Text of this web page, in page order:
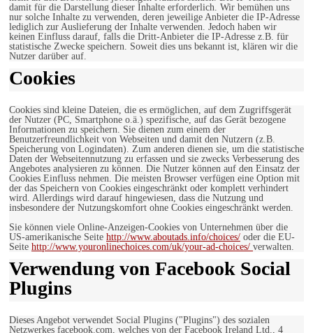
damit für die Darstellung dieser Inhalte erforderlich. Wir bemühen uns
nur solche Inhalte zu verwenden, deren jeweilige Anbieter die IP-Adresse
lediglich zur Auslieferung der Inhalte verwenden. Jedoch haben wir
keinen Einfluss darauf, falls die Dritt-Anbieter die IP-Adresse z.B. für
statistische Zwecke speichern. Soweit dies uns bekannt ist, klären wir die
Nutzer darüber auf.
Cookies
Cookies sind kleine Dateien, die es ermöglichen, auf dem Zugriffsgerät
der Nutzer (PC, Smartphone o.ä.) spezifische, auf das Gerät bezogene
Informationen zu speichern. Sie dienen zum einem der
Benutzerfreundlichkeit von Webseiten und damit den Nutzern (z.B.
Speicherung von Logindaten). Zum anderen dienen sie, um die statistische
Daten der Webseitennutzung zu erfassen und sie zwecks Verbesserung des
Angebotes analysieren zu können. Die Nutzer können auf den Einsatz der
Cookies Einfluss nehmen. Die meisten Browser verfügen eine Option mit
der das Speichern von Cookies eingeschränkt oder komplett verhindert
wird. Allerdings wird darauf hingewiesen, dass die Nutzung und
insbesondere der Nutzungskomfort ohne Cookies eingeschränkt werden.
Sie können viele Online-Anzeigen-Cookies von Unternehmen über die
US-amerikanische Seite http://www.aboutads.info/choices/ oder die EU-
Seite http://www.youronlinechoices.com/uk/your-ad-choices/ verwalten.
Verwendung von Facebook Social
Plugins
Dieses Angebot verwendet Social Plugins ("Plugins") des sozialen
Netzwerkes facebook.com, welches von der Facebook Ireland Ltd., 4